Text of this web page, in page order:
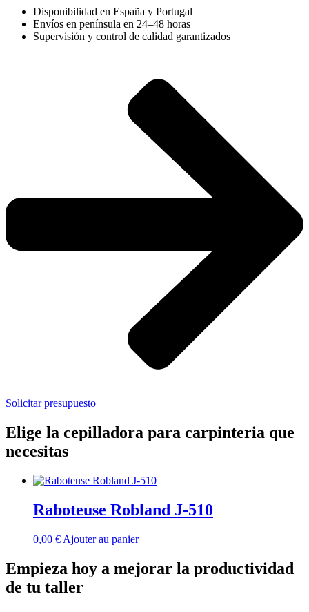
Disponibilidad en España y Portugal
Envíos en península en 24–48 horas
Supervisión y control de calidad garantizados
Solicitar presupuesto
Elige la cepilladora para carpinteria​ que
necesitas
Raboteuse Robland J-510
0,00 € Ajouter au panier
Empieza hoy a mejorar la productividad
de tu taller